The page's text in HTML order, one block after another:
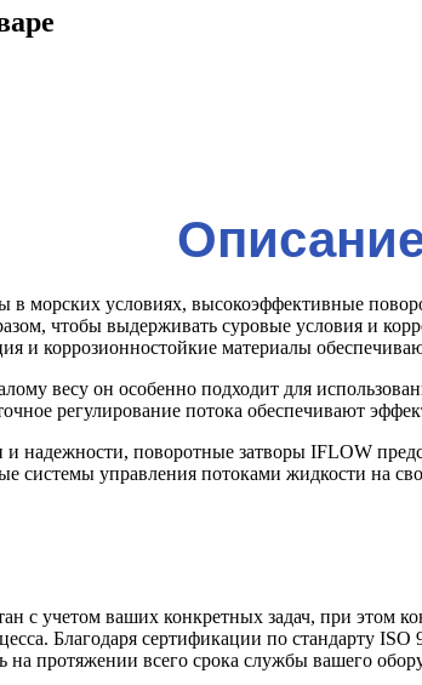
в морских условиях, высокоэффективные
чтобы выдерживать суровые условия и
и коррозионностойкие материалы
весу он особенно подходит для
регулирование потока обеспечивают
и надежности, поворотные затворы IFLOW
системы управления потоками жидкости на
с учетом ваших конкретных задач, при этом
Благодаря сертификации по стандарту
протяжении всего срока службы вашего